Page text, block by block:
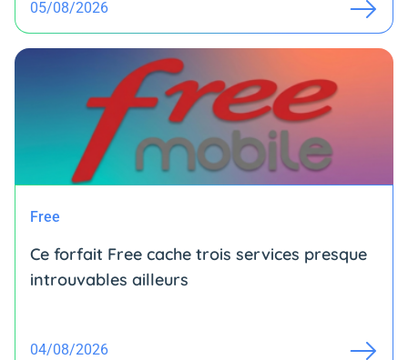
05/08/2026
Free
Ce forfait Free cache trois services presque
introuvables ailleurs
04/08/2026